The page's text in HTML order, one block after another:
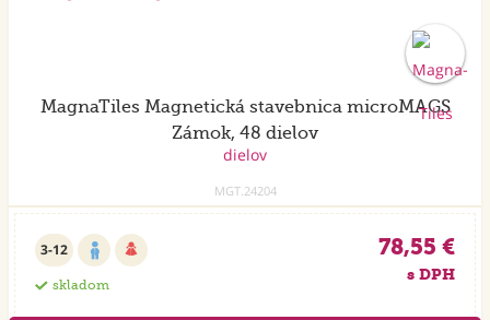
MagnaTiles Magnetická stavebnica microMAGS
Zámok, 48 dielov
MGT.24204
3-12
skladom
78,55 €
s DPH